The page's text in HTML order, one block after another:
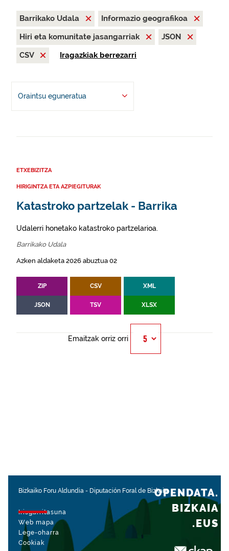
Barrikako Udala
Informazio geografikoa
Hiri eta komunitate jasangarriak
JSON
CSV
Iragazkiak berrezarri
Oraintsu eguneratua
ETXEBIZITZA
HIRIGINTZA ETA AZPIEGITURAK
Katastroko partzelak - Barrika
Udalerri honetako katastroko partzelarioa.
Barrikako Udala
Azken aldaketa 2026 abuztua 02
ZIP CSV XML
JSON TSV XLSX
Emaitzak orriz orri
Bizkaiko Foru Aldundia - Diputación Foral de Bizkaia
Irisgarritasuna
Web mapa
Lege-oharra
Cookiak
OPENDATA.
BIZKAIA
.EUS